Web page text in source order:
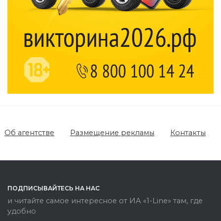
августа
Об агентстве Размещение рекламы Контакты
ПОДПИСЫВАЙТЕСЬ НА НАС
и читайте самое интересное от ИА «1-Line» там, где
удобно